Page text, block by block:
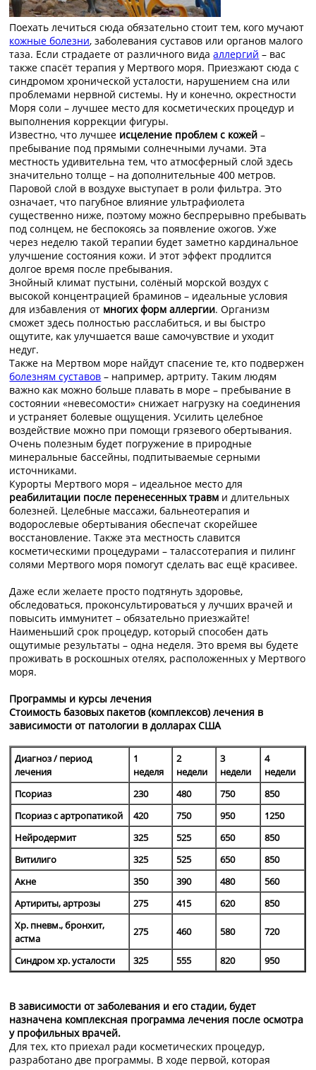
Поехать лечиться сюда обязательно стоит тем, кого мучают
кожные болезни, заболевания суставов или органов малого
таза. Если страдаете от различного видааллергий – вас
также спасёт терапия у Мертвого моря. Приезжают сюда с
синдромом хронической усталости, нарушением сна или
проблемами нервной системы. Ну и конечно, окрестности
Моря соли – лучшее место для косметических процедур и
выполнения коррекции фигуры.
Известно, что лучшее исцеление проблем с кожей –
пребывание под прямыми солнечными лучами. Эта
местность удивительна тем, что атмосферный слой здесь
значительно толще – на дополнительные 400 метров.
Паровой слой в воздухе выступает в роли фильтра. Это
означает, что пагубное влияние ультрафиолета
существенно ниже, поэтому можно беспрерывно пребывать
под солнцем, не беспокоясь за появление ожогов. Уже
через неделю такой терапии будет заметно кардинальное
улучшение состояния кожи. И этот эффект продлится
долгое время после пребывания.
Знойный климат пустыни, солёный морской воздух с
высокой концентрацией браминов – идеальные условия
для избавления от многих форм аллергии. Организм
сможет здесь полностью расслабиться, и вы быстро
ощутите, как улучшается ваше самочувствие и уходит
недуг.
Также на Мертвом море найдут спасение те, кто подвержен
болезням суставов – например, артриту. Таким людям
важно как можно больше плавать в море – пребывание в
состоянии «невесомости» снижает нагрузку на соединения
и устраняет болевые ощущения. Усилить целебное
воздействие можно при помощи грязевого обертывания.
Очень полезным будет погружение в природные
минеральные бассейны, подпитываемые серными
источниками.
Курорты Мертвого моря – идеальное место для
реабилитации после перенесенных травм и длительных
болезней. Целебные массажи, бальнеотерапия и
водорослевые обертывания обеспечат скорейшее
восстановление. Также эта местность славится
косметическими процедурами – талассотерапия и пилинг
солями Мертвого моря помогут сделать вас ещё красивее.
Даже если желаете просто подтянуть здоровье,
обследоваться, проконсультироваться у лучших врачей и
повысить иммунитет – обязательно приезжайте!
Наименьший срок процедур, который способен дать
ощутимые результаты – одна неделя. Это время вы будете
проживать в роскошных отелях, расположенных у Мертвого
моря.
Программы и курсы лечения
Стоимость базовых пакетов (комплексов) лечения в
зависимости от патологии в долларах США
Диагноз / период
лечения
1
неделя
2
недели
3
недели
4
недели
Псориаз
230 480 750
850
Псориаз с артропатикой
420 750 950
1250
Нейродермит
325 525 650
850
Витилиго
325 525 650
850
Акне
350 390 480
560
Артириты, артрозы
275 415 620
850
Хр. пневм., бронхит,
астма
275 460 580 720
Синдром хр. усталости 325 555 820 950
В зависимости от заболевания и его стадии, будет
назначена комплексная программа лечения после осмотра
у профильных врачей.
Для тех, кто приехал ради косметических процедур,
разработано две программы. В ходе первой, которая